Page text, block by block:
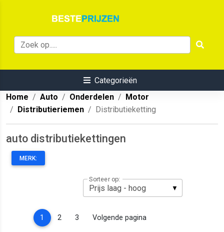
Categorieën
Home
Auto Onderdelen
Motor
Distributieriemen
Distributieketting
auto distributiekettingen
MERK:
Sorteer op:
1 (current)
2 3 Volgende pagina